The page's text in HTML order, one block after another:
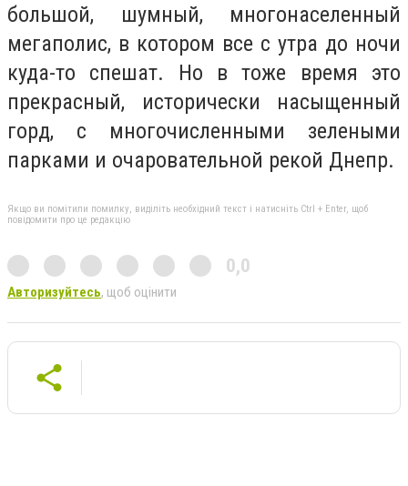
большой, шумный, многонаселенный
мегаполис, в котором все с утра до ночи
куда-то спешат. Но в тоже время это
прекрасный, исторически насыщенный
горд, с многочисленными зелеными
парками и очаровательной рекой Днепр.
Якщо ви помітили помилку, виділіть необхідний текст і натисніть Ctrl + Enter, щоб
повідомити про це редакцію
0,0
Авторизуйтесь, щоб оцінити